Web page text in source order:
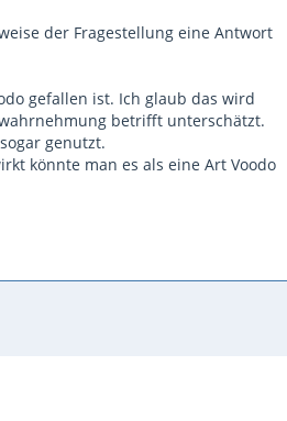
der Fragestellung eine Antwort
gefallen ist. Ich glaub das wird
betrifft unterschätzt.
genutzt.
könnte man es als eine Art Voodo